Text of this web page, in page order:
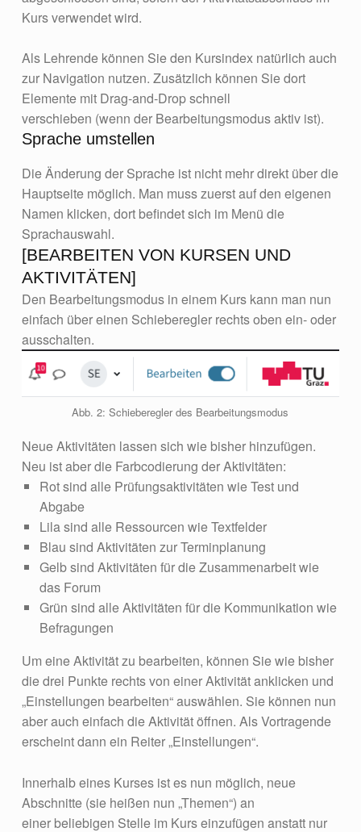
Kurs verwendet wird.
Als Lehrende können Sie den Kursindex natürlich auch
zur Navigation nutzen. Zusätzlich können Sie dort
Elemente mit Drag-and-Drop schnell
verschieben (wenn der Bearbeitungsmodus aktiv ist).
Sprache umstellen
Die Änderung der Sprache ist nicht mehr direkt über die
Hauptseite möglich. Man muss zuerst auf den eigenen
Namen klicken, dort befindet sich im Menü die
Sprachauswahl.
[BEARBEITEN VON KURSEN UND
AKTIVITÄTEN]
Den Bearbeitungsmodus in einem Kurs kann man nun
einfach über einen Schieberegler rechts oben ein- oder
ausschalten.
Abb. 2: Schieberegler des Bearbeitungsmodus
Neue Aktivitäten lassen sich wie bisher hinzufügen.
Neu ist aber die Farbcodierung der Aktivitäten:
Rot sind alle Prüfungsaktivitäten wie Test und
Abgabe
Lila sind alle Ressourcen wie Textfelder
Blau sind Aktivitäten zur Terminplanung
Gelb sind Aktivitäten für die Zusammenarbeit wie
das Forum
Grün sind alle Aktivitäten für die Kommunikation wie
Befragungen
Um eine Aktivität zu bearbeiten, können Sie wie bisher
die drei Punkte rechts von einer Aktivität anklicken und
„Einstellungen bearbeiten“ auswählen. Sie können nun
aber auch einfach die Aktivität öffnen. Als Vortragende
erscheint dann ein Reiter „Einstellungen“.
Innerhalb eines Kurses ist es nun möglich, neue
Abschnitte (sie heißen nun „Themen“) an
einer beliebigen Stelle im Kurs einzufügen anstatt nur